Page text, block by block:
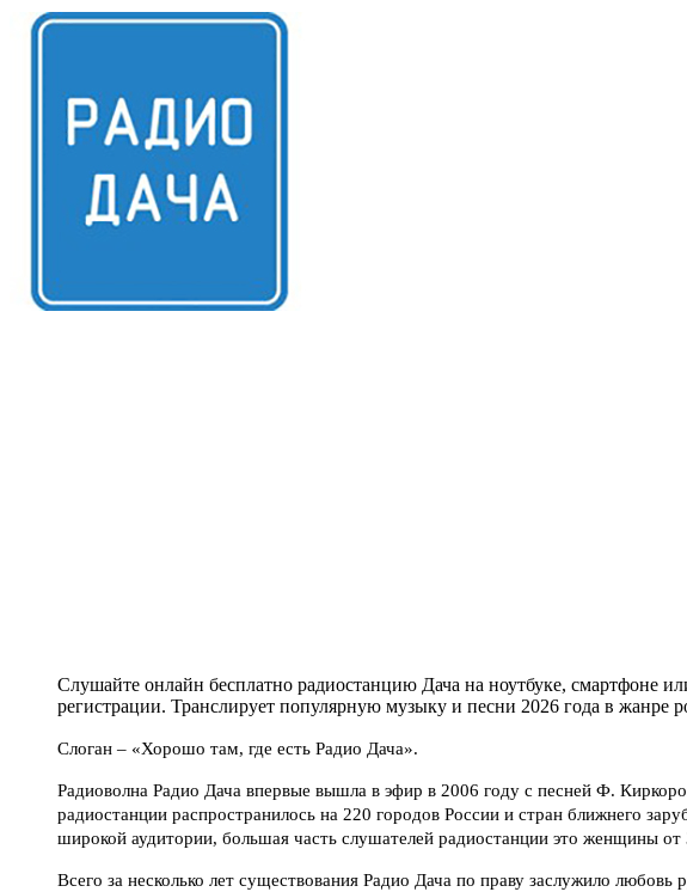
Слушайте онлайн бесплатно радиостанцию Дача на ноутбуке, смартфоне
регистрации. Транслирует популярную музыку и песни 2026 года в жанре
Слоган – «Хорошо там, где есть Радио Дача».
Радиоволна Радио Дача впервые вышла в эфир в 2006 году с песней Ф.
радиостанции распространилось на 220 городов России и стран ближнего
широкой аудитории, большая часть слушателей радиостанции это женщины от
Всего за несколько лет существования Радио Дача по праву заслужило